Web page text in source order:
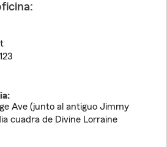
Ave (junto al antiguo Jimmy
cuadra de Divine Lorraine